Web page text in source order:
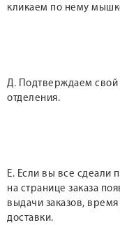
кликаем по нему
Д. Подтверждаем свой
отделения.
Е. Если вы все сдеали
на странице заказа
выдачи заказов,
доставки.